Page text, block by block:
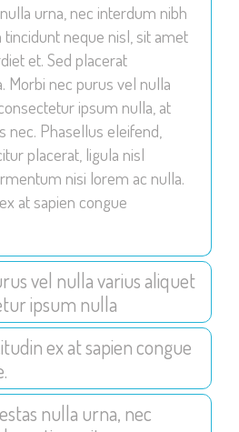
urna, nec interdum nibh
neque nisl, sit amet
et. Sed placerat
Morbi nec purus vel nulla
ipsum nulla, at
nec. Phasellus eleifend,
placerat, ligula nisl
nisi lorem ac nulla.
at sapien congue
vel nulla varius aliquet
ipsum nulla
ex at sapien congue
nulla urna, nec